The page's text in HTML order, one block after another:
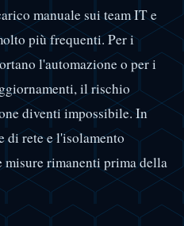
manuale sui team IT e
più frequenti. Per i
l'automazione o per i
il rischio
diventi impossibile. In
di rete e l'isolamento
rimanenti prima della